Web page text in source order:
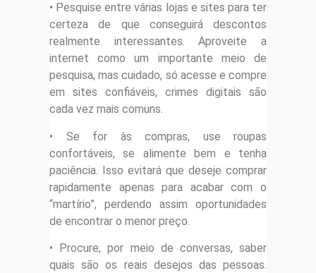
• Pesquise entre várias lojas e sites para ter
certeza de que conseguirá descontos
realmente interessantes. Aproveite a
internet como um importante meio de
pesquisa, mas cuidado, só acesse e compre
em sites confiáveis, crimes digitais são
cada vez mais comuns.
• Se for às compras, use roupas
confortáveis, se alimente bem e tenha
paciência. Isso evitará que deseje comprar
rapidamente apenas para acabar com o
“martírio”, perdendo assim oportunidades
de encontrar o menor preço.
• Procure, por meio de conversas, saber
quais são os reais desejos das pessoas.